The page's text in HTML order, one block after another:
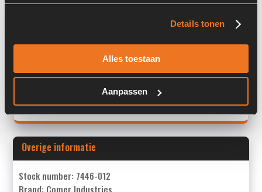
Details tonen
Alles toestaan
Aanpassen
Past op de volgende machines:
Kaweco KW25 / KW27
Land:
Nederland
Overige informatie
Stock number: 7446-012
Brand: Comer Industries